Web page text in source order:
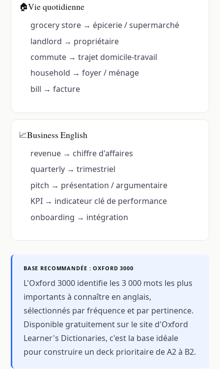
🏠Vie quotidienne
grocery store → épicerie / supermarché
landlord → propriétaire
commute → trajet domicile-travail
household → foyer / ménage
bill → facture
📈Business English
revenue → chiffre d'affaires
quarterly → trimestriel
pitch → présentation / argumentaire
KPI → indicateur clé de performance
onboarding → intégration
BASE RECOMMANDÉE : OXFORD 3000
L'Oxford 3000 identifie les 3 000 mots les plus
importants à connaître en anglais,
sélectionnés par fréquence et par pertinence.
Disponible gratuitement sur le site d'Oxford
Learner's Dictionaries, c'est la base idéale
pour construire un deck prioritaire de A2 à B2.